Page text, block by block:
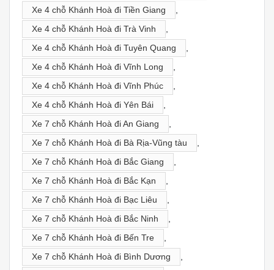
Xe 4 chỗ Khánh Hoà đi Tiền Giang
,
Xe 4 chỗ Khánh Hoà đi Trà Vinh
,
Xe 4 chỗ Khánh Hoà đi Tuyên Quang
,
Xe 4 chỗ Khánh Hoà đi Vĩnh Long
,
Xe 4 chỗ Khánh Hoà đi Vĩnh Phúc
,
Xe 4 chỗ Khánh Hoà đi Yên Bái
,
Xe 7 chỗ Khánh Hoà đi An Giang
,
Xe 7 chỗ Khánh Hoà đi Bà Rịa-Vũng tàu
,
Xe 7 chỗ Khánh Hoà đi Bắc Giang
,
Xe 7 chỗ Khánh Hoà đi Bắc Kạn
,
Xe 7 chỗ Khánh Hoà đi Bạc Liêu
,
Xe 7 chỗ Khánh Hoà đi Bắc Ninh
,
Xe 7 chỗ Khánh Hoà đi Bến Tre
,
Xe 7 chỗ Khánh Hoà đi Bình Dương
,